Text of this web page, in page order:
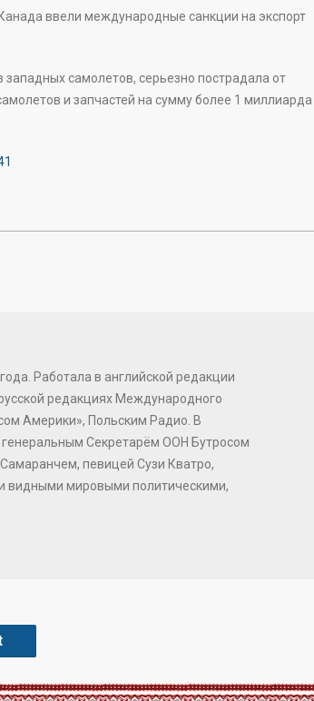
ввели международные санкции на экспорт
самолетов, серьезно пострадала от
и запчастей на сумму более 1 миллиарда
Работала в английской редакции
редакциях Международного
Америки», Польским Радио. В
Секретарём ООН Бутросом
певицей Сузи Кватро,
видными мировыми политическими,